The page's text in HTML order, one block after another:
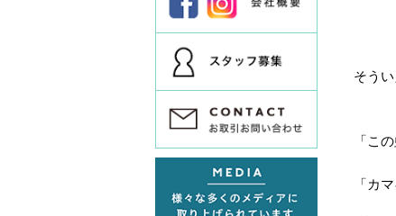
そう
「こ
「カ